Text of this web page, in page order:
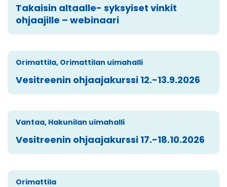
Takaisin altaalle- syksyiset vinkit
ohjaajille – webinaari
Orimattila, Orimattilan uimahalli
Vesitreenin ohjaajakurssi 12.-13.9.2026
Vantaa, Hakunilan uimahalli
Vesitreenin ohjaajakurssi 17.-18.10.2026
Orimattila